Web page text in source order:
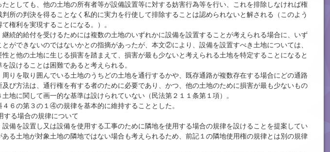
としても、他の土地の所有者等が設備設置等に対する妨害行為等を行い、これを排除しなければ権
所の判決を得ることなく私的に実力を行使して排除することは認められないと解される（このよう
権利を実現することになる。）。
続的給付を受けるためには複数の土地のいずれかに設備を設置することが考えられる場合に、いず
ができないのではないかとの指摘があったが、本文②により、設備を設置すべき土地については、
と他の土地に生じる損害を踏まえて、損害が最も少ないと考えられる土地を特定することになると
設けることは困難であると考えられる。
りを取り囲んでいる土地のうちどの土地を通行するかや、既存通路が複数存在する場合にどの通路
び方法は、通行権を有する者のために必要であり、かつ、他の土地のために損害が最も少ないもの
地に関して画一的な基準は設けられていない（民法第２１１条第１項）。
６の第３の１④の規律を基本的に維持することとした。
する場合の規律について
備を設置し又は設備を使用する工事のために隣地を使用する場合の規律を設けることを提案してい
る土地が対象土地の隣地ではない場合も考えられるため、前記１の隣地使用権の規律とは別の規律